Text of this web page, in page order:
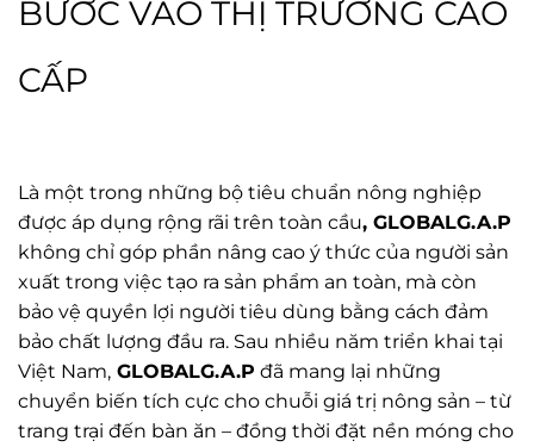
BƯỚC VÀO THỊ TRƯỜNG CAO
CẤP
Là một trong những bộ tiêu chuẩn nông nghiệp
được áp dụng rộng rãi trên toàn cầu, GLOBALG.A.P
không chỉ góp phần nâng cao ý thức của người sản
xuất trong việc tạo ra sản phẩm an toàn, mà còn
bảo vệ quyền lợi người tiêu dùng bằng cách đảm
bảo chất lượng đầu ra. Sau nhiều năm triển khai tại
Việt Nam, GLOBALG.A.P đã mang lại những
chuyển biến tích cực cho chuỗi giá trị nông sản – từ
trang trại đến bàn ăn – đồng thời đặt nền móng cho